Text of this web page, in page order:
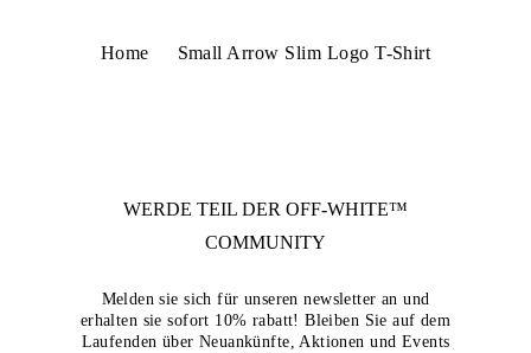
Home Small Arrow Slim Logo T-Shirt
WERDE TEIL DER OFF-WHITE™
COMMUNITY
Melden sie sich für unseren newsletter an und
erhalten sie sofort 10% rabatt! Bleiben Sie auf dem
Laufenden über Neuankünfte, Aktionen und Events